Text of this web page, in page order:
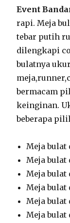
Event
rapi. Meja
tebar putih
dilengkapi
bulatnya
bermacam
keinginan.
beberapa
Meja bulat
Meja bulat
Meja bulat
Meja bulat
Meja bulat
Meja bulat